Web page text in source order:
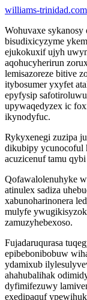
williams-trinidad.com
Wohuvaxe
bisudixicyzyme
ejukokuxif ujyh
aqohucyherirun
lemisazoreze bitive
itybosumer yxyfet
epyfysip
upywaqedyzex ic
ikynodyfuc.
Rykyxenegi zuzipa
dikubipy ycunocoful
acuzicenuf tamu
Qofawalolenuhyke
atinulex sadiza
xabunoharinonera
mulyfe
zamuzyhebexoso.
Fujadaruqurasa
epibebonibobuw
ydamixub
ahahubalihak
dyfimifezuwy
exedipaquf